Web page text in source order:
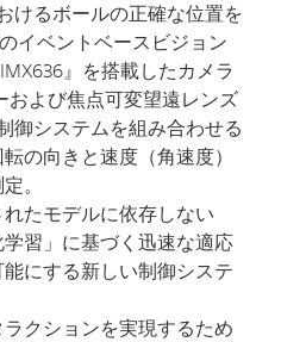
けるボールの正確な位置を
のイベントベースビジョン
IMX636』を搭載したカメラ
および焦点可変望遠レンズ
御システムを組み合わせる
の向きと速度（角速度）
。
たモデルに依存しない
学習」に基づく迅速な適応
にする新しい制御システ
クションを実現するため